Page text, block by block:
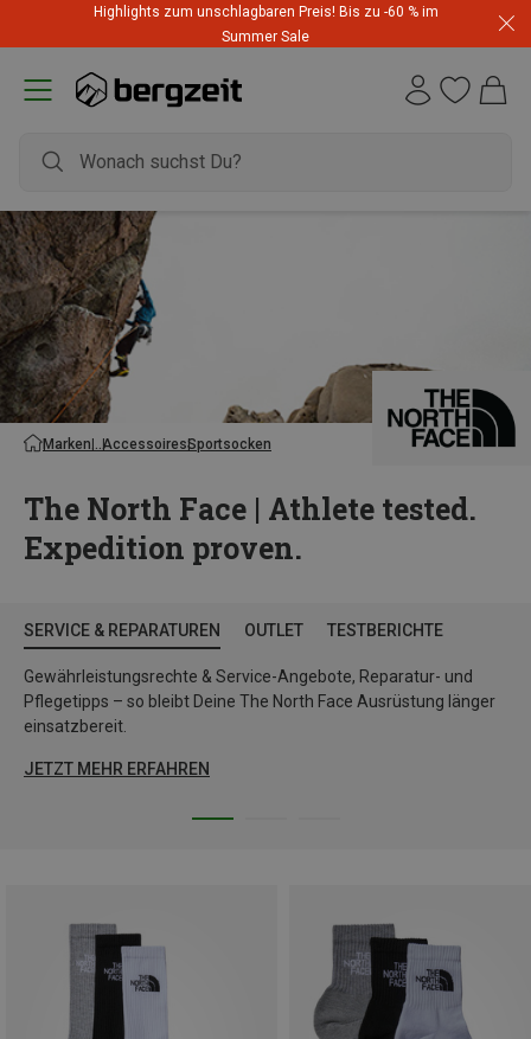
Highlights zum unschlagbaren Preis! Bis zu -60 % im
Summer Sale
Marken AccessoiresSportsocken
The North Face | Athlete tested.
Expedition proven.
SERVICE & REPARATUREN OUTLET TESTBERICHTE
Gewährleistungsrechte & Service-Angebote, Reparatur- und
Pflegetipps – so bleibt Deine The North Face Ausrüstung länger
einsatzbereit.
JETZT MEHR ERFAHREN